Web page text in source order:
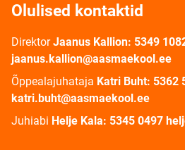
Olulised kontaktid
Direktor Jaanus Kallion: 5349
jaanus.kallion@aasmaekool.ee
Õppealajuhataja Katri Buht: 5362
katri.buht@aasmaekool.ee
Juhiabi Helje Kala: 5345 0497